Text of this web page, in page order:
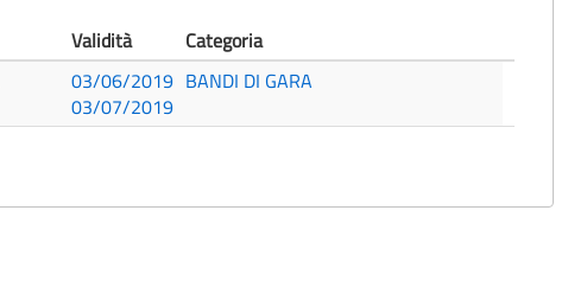
Validità
Categoria
03/06/2019
03/07/2019
BANDI DI GARA